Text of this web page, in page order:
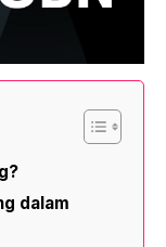
dalam